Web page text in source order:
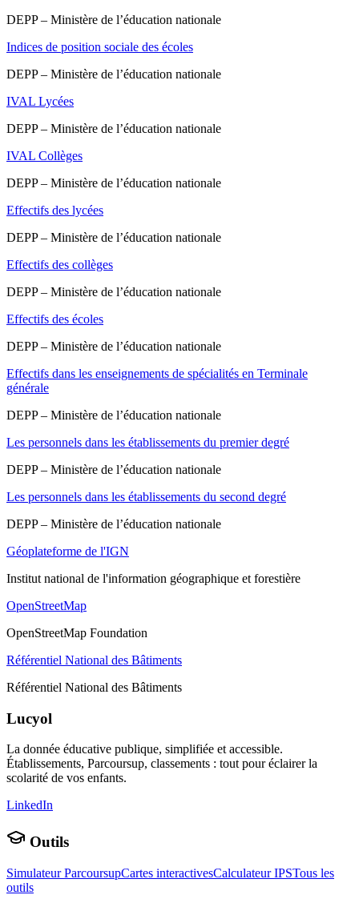
DEPP – Ministère de l’éducation nationale
Indices de position sociale des écoles
DEPP – Ministère de l’éducation nationale
IVAL Lycées
DEPP – Ministère de l’éducation nationale
IVAL Collèges
DEPP – Ministère de l’éducation nationale
Effectifs des lycées
DEPP – Ministère de l’éducation nationale
Effectifs des collèges
DEPP – Ministère de l’éducation nationale
Effectifs des écoles
DEPP – Ministère de l’éducation nationale
Effectifs dans les enseignements de spécialités en Terminale
générale
DEPP – Ministère de l’éducation nationale
Les personnels dans les établissements du premier degré
DEPP – Ministère de l’éducation nationale
Les personnels dans les établissements du second degré
DEPP – Ministère de l’éducation nationale
Géoplateforme de l'IGN
Institut national de l'information géographique et forestière
OpenStreetMap
OpenStreetMap Foundation
Référentiel National des Bâtiments
Référentiel National des Bâtiments
Lucyol
La donnée éducative publique, simplifiée et accessible.
Établissements, Parcoursup, classements : tout pour éclairer la
scolarité de vos enfants.
LinkedIn
Outils
Simulateur ParcoursupCartes interactivesCalculateur IPSTous les
outils